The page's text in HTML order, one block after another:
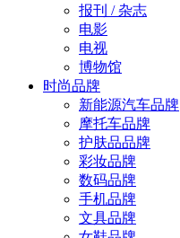
报刊 / 杂志
电影
电视
博物馆
时尚品牌
新能源汽车品牌
摩托车品牌
护肤品品牌
彩妆品牌
数码品牌
手机品牌
文具品牌